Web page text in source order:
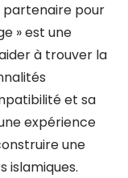
partenaire pour
» est une
à trouver la
et sa
expérience
une
islamiques.